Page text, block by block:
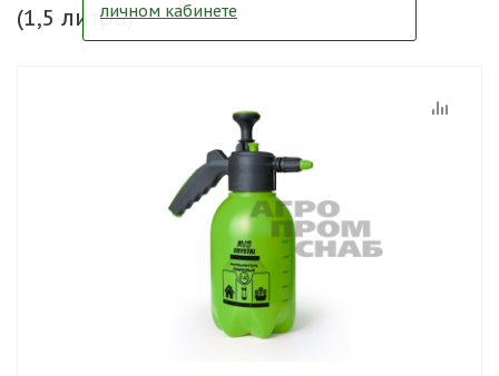
(1,5 литра)личном кабинете